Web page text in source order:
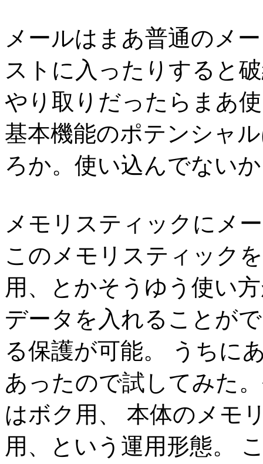
メールはまあ普通のメ
ストに入ったりすると
やり取りだったらまあ
基本機能のポテンシャ
ろか。使い込んでない
メモリスティックにメ
このメモリスティック
用、とかそうゆう使い
データを入れることが
る保護が可能。 うちに
あったので試してみた
はボク用、 本体のメモ
用、という運用形態。